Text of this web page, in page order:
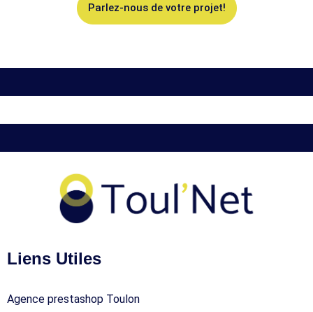
Parlez-nous de votre projet!
Liens Utiles
Agence prestashop Toulon